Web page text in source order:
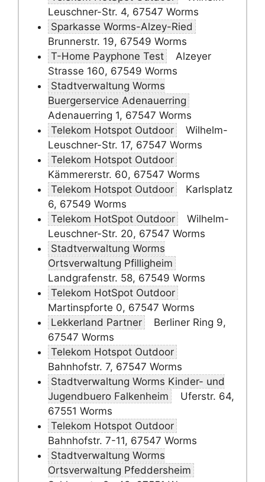
Leuschner-Str. 4, 67547 Worms
Sparkasse Worms-Alzey-Ried
Brunnerstr. 19, 67549 Worms
T-Home Payphone Test
Alzeyer
Strasse 160, 67549 Worms
Stadtverwaltung Worms
Buergerservice Adenauerring
Adenauerring 1, 67547 Worms
Telekom Hotspot Outdoor
Wilhelm-
Leuschner-Str. 17, 67547 Worms
Telekom Hotspot Outdoor
Kämmererstr. 60, 67547 Worms
Telekom Hotspot Outdoor
Karlsplatz
6, 67549 Worms
Telekom HotSpot Outdoor
Wilhelm-
Leuschner-Str. 20, 67547 Worms
Stadtverwaltung Worms
Ortsverwaltung Pfilligheim
Landgrafenstr. 58, 67549 Worms
Telekom HotSpot Outdoor
Martinspforte 0, 67547 Worms
Lekkerland Partner
Berliner Ring 9,
67547 Worms
Telekom Hotspot Outdoor
Bahnhofstr. 7, 67547 Worms
Stadtverwaltung Worms Kinder- und
Jugendbuero Falkenheim
Uferstr. 64,
67551 Worms
Telekom Hotspot Outdoor
Bahnhofstr. 7-11, 67547 Worms
Stadtverwaltung Worms
Ortsverwaltung Pfeddersheim